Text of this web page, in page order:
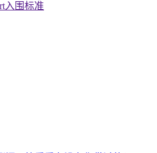
入围标准